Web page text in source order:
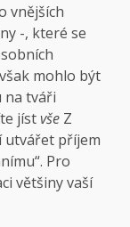
vnějších
-, které se
mohlo být
na tváři
jístvše Z
utvářet příjem
Pro
většiny vaší